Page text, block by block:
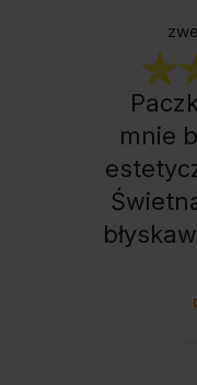
mnie